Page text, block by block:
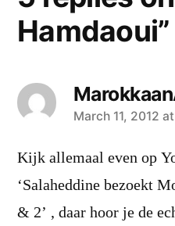
Hamdaoui”
says:
March 11, 2012
Kijk allemaal even op
‘Salaheddine bezoekt
& 2’ , daar hoor je de